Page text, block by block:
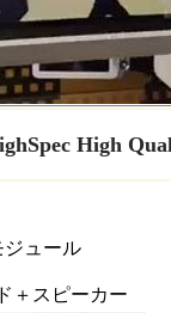
High
ジュール
＋スピーカー